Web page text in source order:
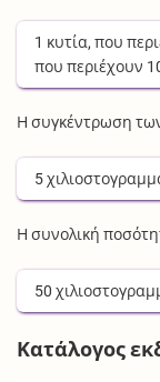
1 κυτία, που
που περιέχουν
Η συγκέντρωση
5
Η συνολική
50
Κατάλογος